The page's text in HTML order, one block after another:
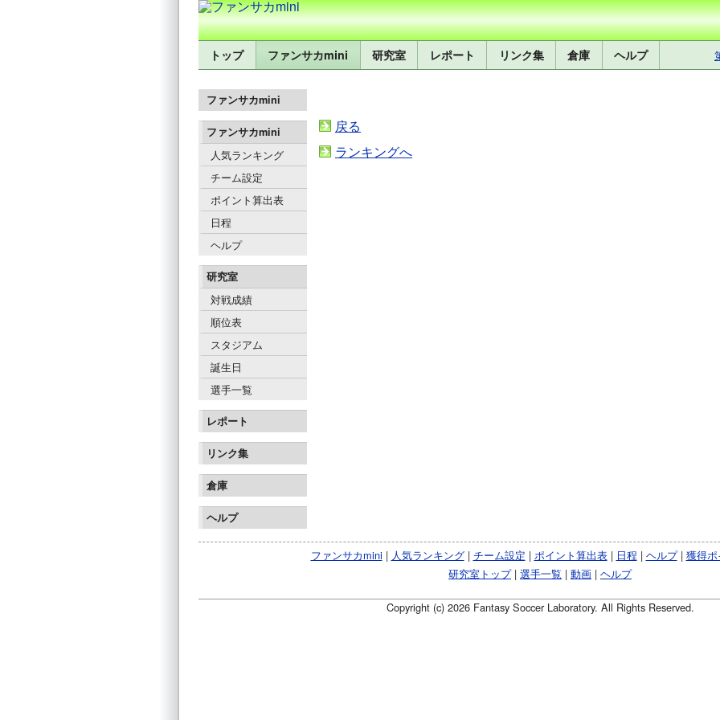
トップ ファンサカmini 研究室 レポート リンク集 倉庫 ヘルプ
ファンサカmini
ファンサカmini
人気ランキング
チーム設定
ポイント算出表
日程
ヘルプ
研究室
対戦成績
順位表
スタジアム
誕生日
選手一覧
レポート
リンク集
倉庫
ヘルプ
戻る
ランキングへ
ファンサカmini | 人気ランキング| チーム設定 | ポイント算出表| 日程 | ヘルプ| 獲得
研究室トップ| 選手一覧 | 動画 | ヘルプ
Copyright (c) 2026 Fantasy Soccer Laboratory. All Rights Reserved.